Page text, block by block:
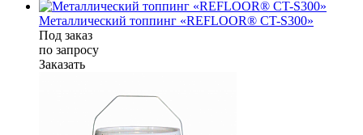
Металлический топпинг «REFLOOR® CT-S300»
Под заказ
по запросу
Заказать